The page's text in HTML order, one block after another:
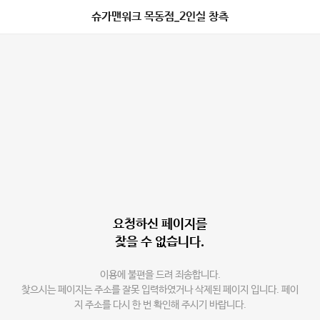
슈가맨워크 목동점_2인실 창측
요청하신 페이지를
찾을 수 없습니다.
이용에 불편을 드려 죄송합니다.
찾으시는 페이지는 주소를 잘못 입력하였거나 삭제된 페이지 입니다. 페이
지 주소를 다시 한 번 확인해 주시기 바랍니다.